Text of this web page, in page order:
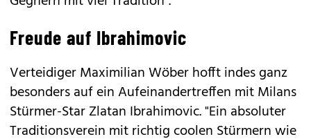
Freude auf Ibrahimovic
Verteidiger Maximilian Wöber hofft indes ganz
besonders auf ein Aufeinandertreffen mit Milans
Stürmer-Star Zlatan Ibrahimovic. "Ein absoluter
Traditionsverein mit richtig coolen Stürmern wie